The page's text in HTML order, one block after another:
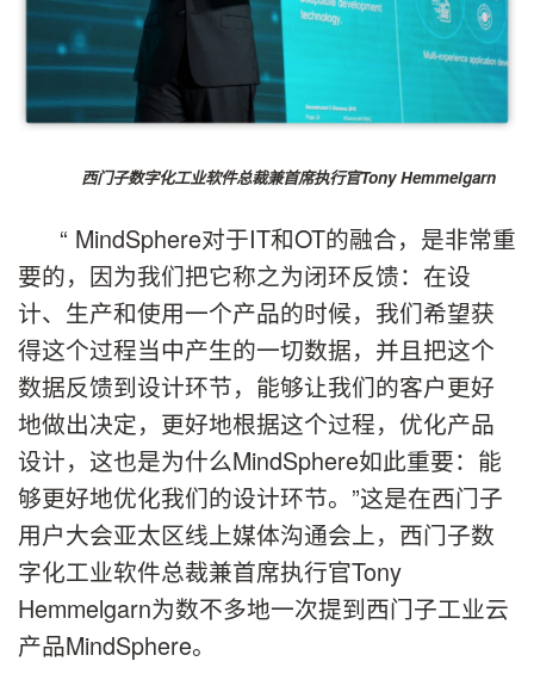
西门子数字化工业软件总裁兼首席执行官Tony Hemmelgarn
“ MindSphere对于IT和OT的融合，是非常重
要的，因为我们把它称之为闭环反馈：在设
计、生产和使用一个产品的时候，我们希望获
得这个过程当中产生的一切数据，并且把这个
数据反馈到设计环节，能够让我们的客户更好
地做出决定，更好地根据这个过程，优化产品
设计，这也是为什么MindSphere如此重要：能
够更好地优化我们的设计环节。”这是在西门子
用户大会亚太区线上媒体沟通会上，西门子数
字化工业软件总裁兼首席执行官Tony
Hemmelgarn为数不多地一次提到西门子工业云
产品MindSphere。